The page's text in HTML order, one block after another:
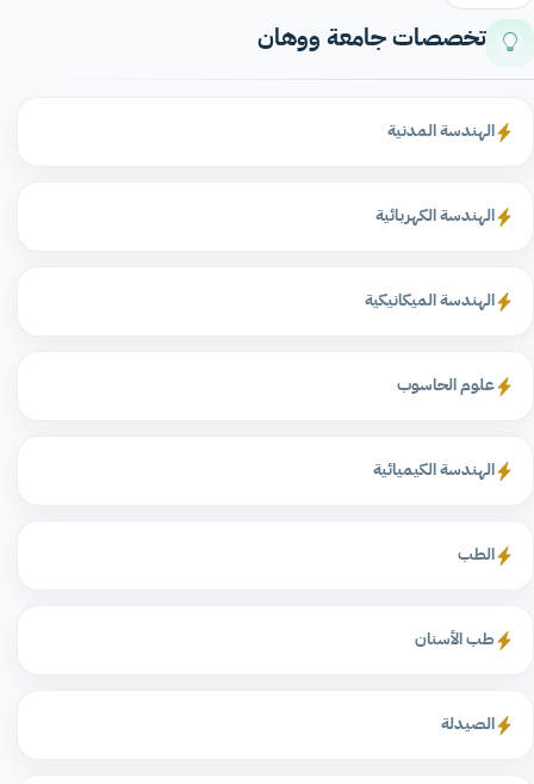
تخصصات جامعة ووهان
الهندسة المدنية
الهندسة الكهربائية
الهندسة الميكانيكية
علوم الحاسوب
الهندسة الكيميائية
الطب
طب الأسنان
الصيدلة